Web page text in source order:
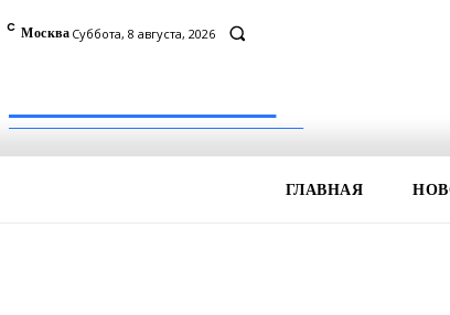
C Москва Суббота, 8 августа, 2026
ГЛАВНАЯ